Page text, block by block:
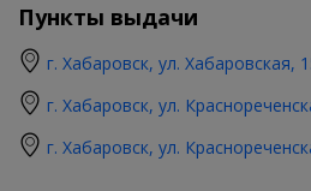
Пункты выдачи
г. Хабаровск, ул. Хабаровская,
г. Хабаровск, ул.
г. Хабаровск, ул.